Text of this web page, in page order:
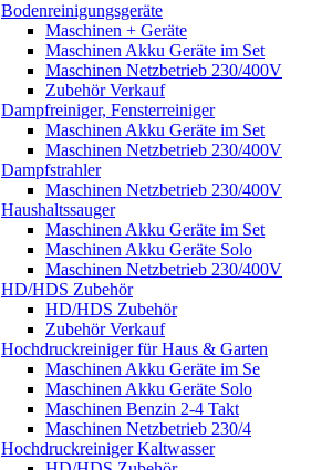
Bodenreinigungsgeräte
Maschinen + Geräte
Maschinen Akku Geräte im Set
Maschinen Netzbetrieb 230/400V
Zubehör Verkauf
Dampfreiniger, Fensterreiniger
Maschinen Akku Geräte im Set
Maschinen Netzbetrieb 230/400V
Dampfstrahler
Maschinen Netzbetrieb 230/400V
Haushaltssauger
Maschinen Akku Geräte im Set
Maschinen Akku Geräte Solo
Maschinen Netzbetrieb 230/400V
HD/HDS Zubehör
HD/HDS Zubehör
Zubehör Verkauf
Hochdruckreiniger für Haus & Garten
Maschinen Akku Geräte im Se
Maschinen Akku Geräte Solo
Maschinen Benzin 2-4 Takt
Maschinen Netzbetrieb 230/4
Hochdruckreiniger Kaltwasser